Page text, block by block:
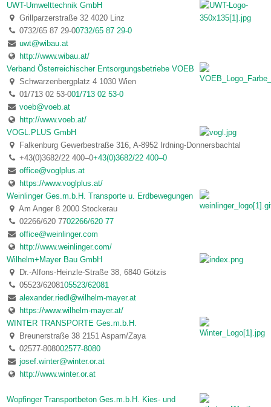
UWT-Umwelttechnik GmbH
Grillparzerstraße 32 4020 Linz
0732/65 87 29-00732/65 87 29-0
uwt@wibau.at
http://www.wibau.at/
Verband Österreichischer Entsorgungsbetriebe VOEB
Schwarzenbergplatz 4 1030 Wien
01/713 02 53-001/713 02 53-0
voeb@voeb.at
http://www.voeb.at/
VOGL.PLUS GmbH
Falkenburg Gewerbestraße 316, A-8952 Irdning-Donnersbachtal
+43(0)3682/22 400–0+43(0)3682/22 400–0
office@voglplus.at
https://www.voglplus.at/
Weinlinger Ges.m.b.H. Transporte u. Erdbewegungen
Am Anger 8 2000 Stockerau
02266/620 7702266/620 77
office@weinlinger.com
http://www.weinlinger.com/
Wilhelm+Mayer Bau GmbH
Dr.-Alfons-Heinzle-Straße 38, 6840 Götzis
05523/6208105523/62081
alexander.riedl@wilhelm-mayer.at
https://www.wilhelm-mayer.at/
WINTER TRANSPORTE Ges.m.b.H.
Breunerstraße 38 2151 Asparn/Zaya
02577-808002577-8080
josef.winter@winter.or.at
http://www.winter.or.at
Wopfinger Transportbeton Ges.m.b.H. Kies- und